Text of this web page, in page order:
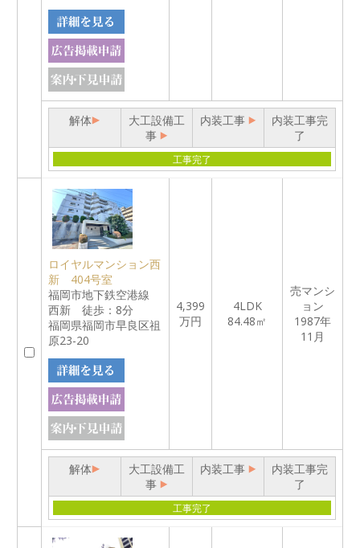
解体
大工設備工
事
内装工事
内装工事完
了
工事完了
ロイヤルマンション西
新 404号室
福岡市地下鉄空港線
西新 徒歩：8分
福岡県福岡市早良区祖
原23-20
4,399
万円
4LDK
84.48㎡
売マンシ
ョン
1987年
11月
解体
大工設備工
事
内装工事
内装工事完
了
工事完了